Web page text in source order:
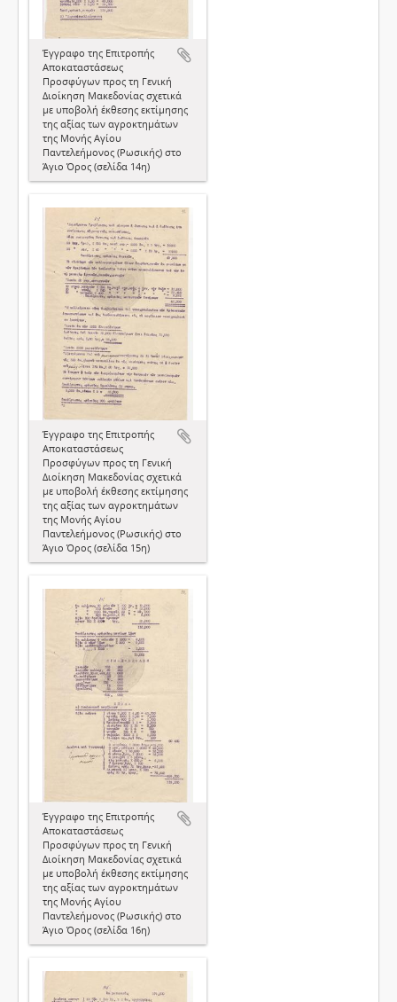
Έγγραφο της Επιτροπής
Αποκαταστάσεως
Προσφύγων προς τη Γενική
Διοίκηση Μακεδονίας σχετικά
με υποβολή έκθεσης εκτίμησης
της αξίας των αγροκτημάτων
της Μονής Αγίου
Παντελεήμονος (Ρωσικής) στο
Άγιο Όρος (σελίδα 14η)
Έγγραφο της Επιτροπής
Αποκαταστάσεως
Προσφύγων προς τη Γενική
Διοίκηση Μακεδονίας σχετικά
με υποβολή έκθεσης εκτίμησης
της αξίας των αγροκτημάτων
της Μονής Αγίου
Παντελεήμονος (Ρωσικής) στο
Άγιο Όρος (σελίδα 15η)
Έγγραφο της Επιτροπής
Αποκαταστάσεως
Προσφύγων προς τη Γενική
Διοίκηση Μακεδονίας σχετικά
με υποβολή έκθεσης εκτίμησης
της αξίας των αγροκτημάτων
της Μονής Αγίου
Παντελεήμονος (Ρωσικής) στο
Άγιο Όρος (σελίδα 16η)